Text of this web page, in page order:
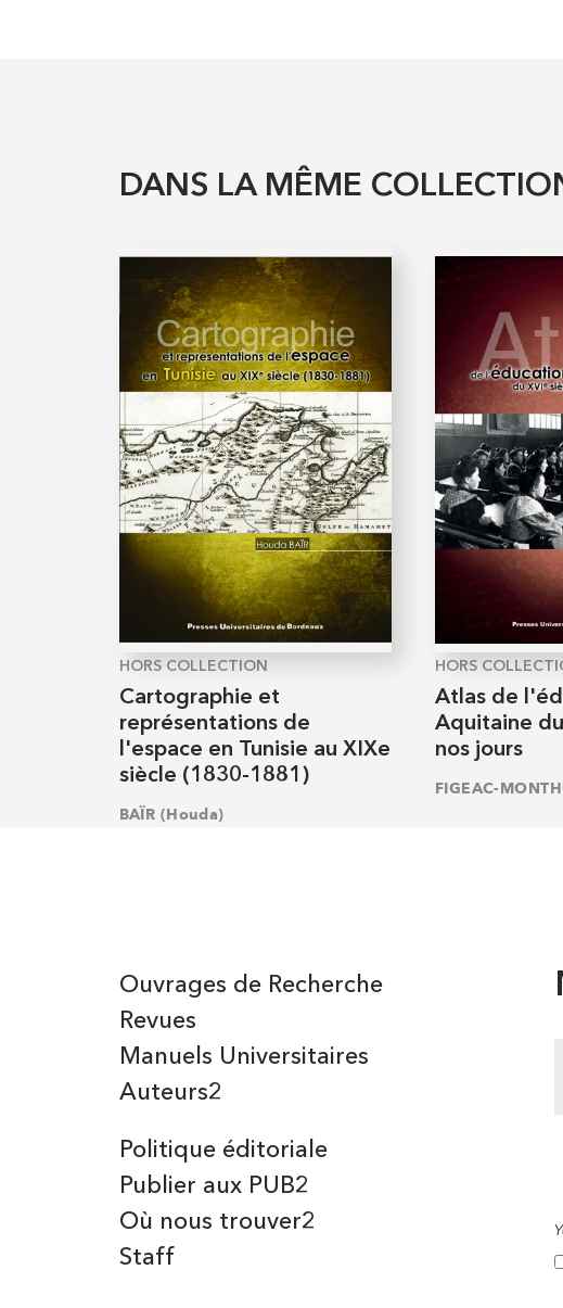
DANS LA MÊME
HORS COLLECTION
Cartographie et
représentations de
l'espace en Tunisie au XIXe
siècle (1830-1881)
BAÏR (Houda)
HORS
Atlas de
Aquitaine
nos jours
FIGEAC-
Auteurs2
Manuels Universitaires
Ouvrages de Recherche
Revues
Politique éditoriale
Publier aux PUB2
Où nous trouver2
Staff